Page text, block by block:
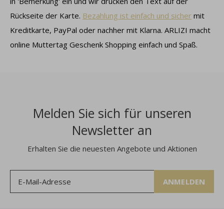
Rückseite der Karte. Bezahlung ist einfach und sicher mit
Kreditkarte, PayPal oder nachher mit Klarna. ARLIZI macht
online Muttertag Geschenk Shopping einfach und Spaß.
Melden Sie sich für unseren
Newsletter an
Erhalten Sie die neuesten Angebote und Aktionen
ANMELDEN